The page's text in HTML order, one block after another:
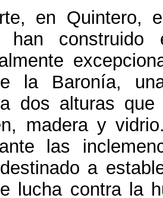
, en Quintero,
han construido
la Baronía,
dos alturas
, madera y vidrio
las
a
lucha contra la